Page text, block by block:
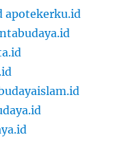
apotekerku.id